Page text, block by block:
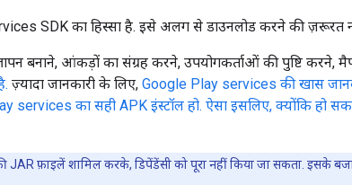
SDK का हिस्सा है. इसे अलग से डाउनलोड करने की ज़रूरत
बनाने, आंकड़ों का संग्रह करने, उपयोगकर्ताओं की पुष्टि करने,
ज़्यादा जानकारी के लिए, Google Play services की खास
services का सही APK इंस्टॉल हो. ऐसा इसलिए, क्योंकि हो
JAR फ़ाइलें शामिल करके, डिपेंडेंसी को पूरा नहीं किया जा सकता. इसके